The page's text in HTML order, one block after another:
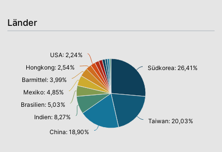
Länder
Südkorea: 26,41%
Taiwan: 20,03%
China: 18,90%
Indien: 8,27%
Brasilien: 5,03%
Mexiko: 4,85%
Barmittel: 3,99%
Hongkong: 2,54%
USA: 2,24%